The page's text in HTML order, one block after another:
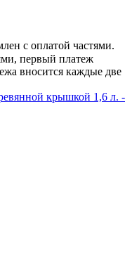
с оплатой частями.
первый платеж
вносится каждые две
крышкой 1,6 л. -